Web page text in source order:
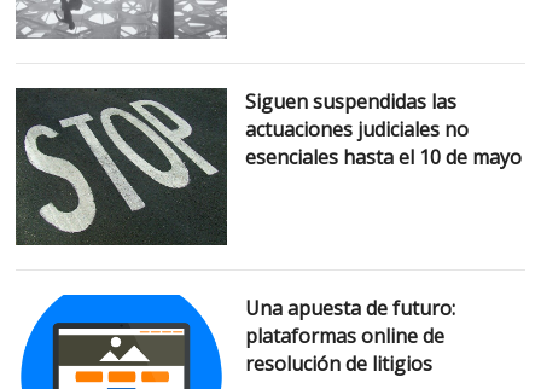
Siguen suspendidas las
actuaciones judiciales no
esenciales hasta el 10 de mayo
Una apuesta de futuro:
plataformas online de
resolución de litigios